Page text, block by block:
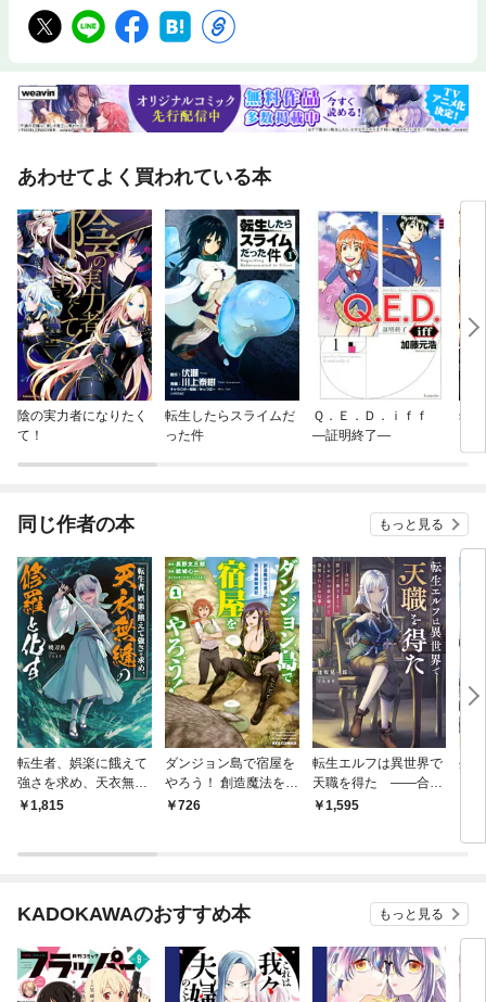
あわせてよく買われている本
陰の実力者になりたく
て！
転生したらスライムだ
った件
Ｑ．Ｅ．Ｄ．ｉｆｆ
—証明終了—
幼
同じ作者の本 もっと見る
転生者、娯楽に餓えて
強さを求め、天衣無縫
の修羅と化す
1,815
ダンジョン島で宿屋を
やろう！ 創造魔法を貰
った俺の細腕繁盛記: 1
726
転生エルフは異世界で
天職を得た ――合法
的に脱がせて塗りまく
1,595
外
理
KADOKAWAのおすすめ本 もっと見る